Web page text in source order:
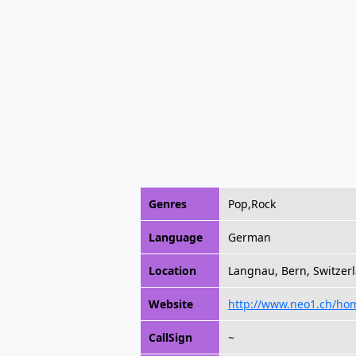
Genres Pop,Rock
Language German
Location Langnau, Bern,
Website http://www.neo1.ch/
CallSign ~